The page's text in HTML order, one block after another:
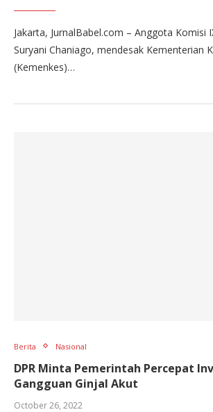
Jakarta, JurnalBabel.com – Anggota Komisi
Suryani Chaniago, mendesak Kementerian
(Kemenkes)…
Berita Nasional
DPR Minta Pemerintah Percepat
Gangguan Ginjal Akut
October 26, 2022